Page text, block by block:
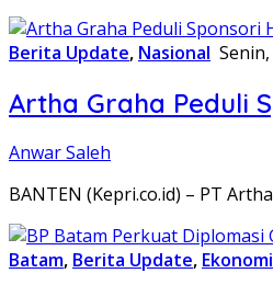
Berita Update, Nasional
Artha Graha Peduli
Anwar Saleh
BANTEN (Kepri.co.id) – PT
Batam, Berita Update, Ekonomi